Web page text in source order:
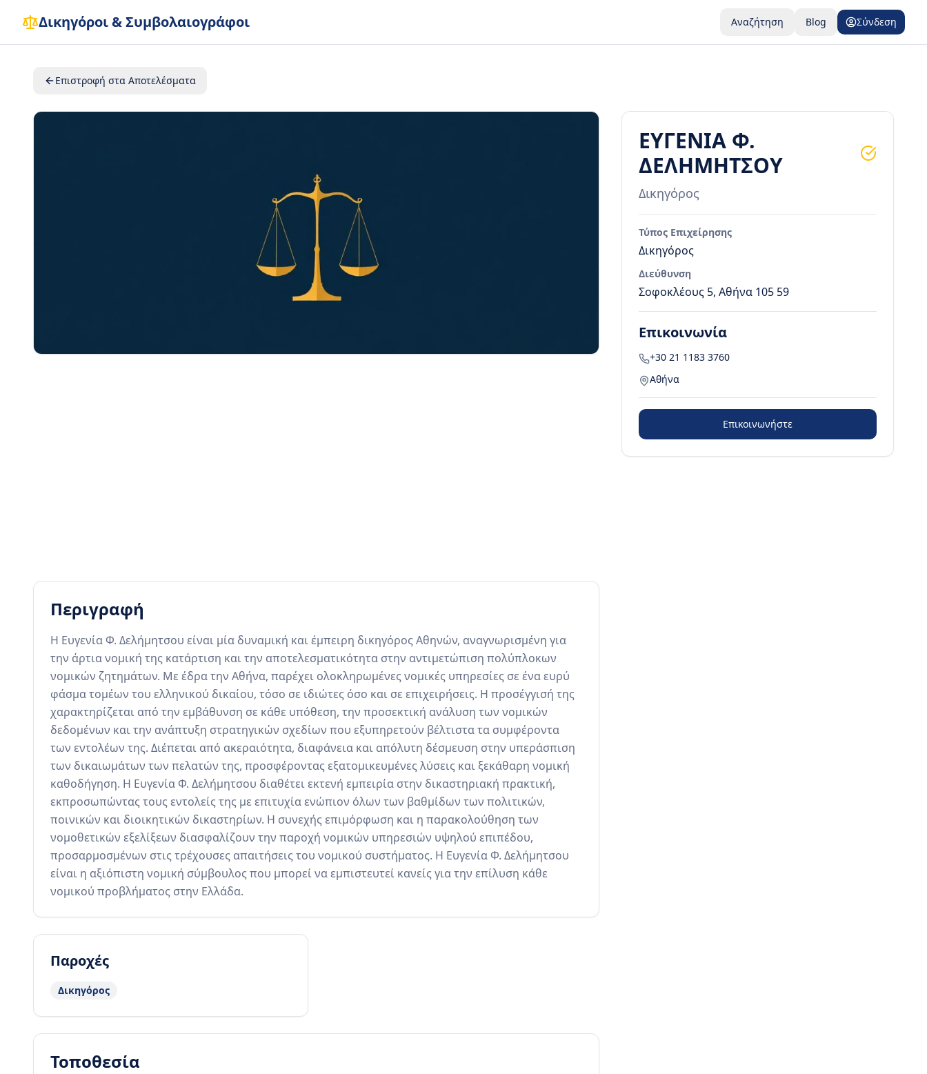
Δικηγόροι & Συμβολαιογράφοι Αναζήτηση Blog Σύνδεση
Επιστροφή στα Αποτελέσματα
Περιγραφή
Η Ευγενία Φ. Δελήμητσου είναι μία δυναμική και έμπειρη δικηγόρος Αθηνών, αναγνωρισμένη για
την άρτια νομική της κατάρτιση και την αποτελεσματικότητα στην αντιμετώπιση πολύπλοκων
νομικών ζητημάτων. Με έδρα την Αθήνα, παρέχει ολοκληρωμένες νομικές υπηρεσίες σε ένα ευρύ
φάσμα τομέων του ελληνικού δικαίου, τόσο σε ιδιώτες όσο και σε επιχειρήσεις. Η προσέγγισή της
χαρακτηρίζεται από την εμβάθυνση σε κάθε υπόθεση, την προσεκτική ανάλυση των νομικών
δεδομένων και την ανάπτυξη στρατηγικών σχεδίων που εξυπηρετούν βέλτιστα τα συμφέροντα
των εντολέων της. Διέπεται από ακεραιότητα, διαφάνεια και απόλυτη δέσμευση στην υπεράσπιση
των δικαιωμάτων των πελατών της, προσφέροντας εξατομικευμένες λύσεις και ξεκάθαρη νομική
καθοδήγηση. Η Ευγενία Φ. Δελήμητσου διαθέτει εκτενή εμπειρία στην δικαστηριακή πρακτική,
εκπροσωπώντας τους εντολείς της με επιτυχία ενώπιον όλων των βαθμίδων των πολιτικών,
ποινικών και διοικητικών δικαστηρίων. Η συνεχής επιμόρφωση και η παρακολούθηση των
νομοθετικών εξελίξεων διασφαλίζουν την παροχή νομικών υπηρεσιών υψηλού επιπέδου,
προσαρμοσμένων στις τρέχουσες απαιτήσεις του νομικού συστήματος. Η Ευγενία Φ. Δελήμητσου
είναι η αξιόπιστη νομική σύμβουλος που μπορεί να εμπιστευτεί κανείς για την επίλυση κάθε
νομικού προβλήματος στην Ελλάδα.
Παροχές
Δικηγόρος
Τοποθεσία
ΕΥΓΕΝΙΑ Φ.
ΔΕΛΗΜΗΤΣΟΥ
Δικηγόρος
Τύπος Επιχείρησης
Δικηγόρος
Διεύθυνση
Σοφοκλέους 5, Αθήνα 105 59
Επικοινωνία
+30 21 1183 3760
Αθήνα
Επικοινωνήστε